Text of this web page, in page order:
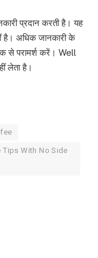
प्रदान करती है। यह
है। अधिक जानकारी के
से परामर्श करें। Well
लेता है।
With No Side